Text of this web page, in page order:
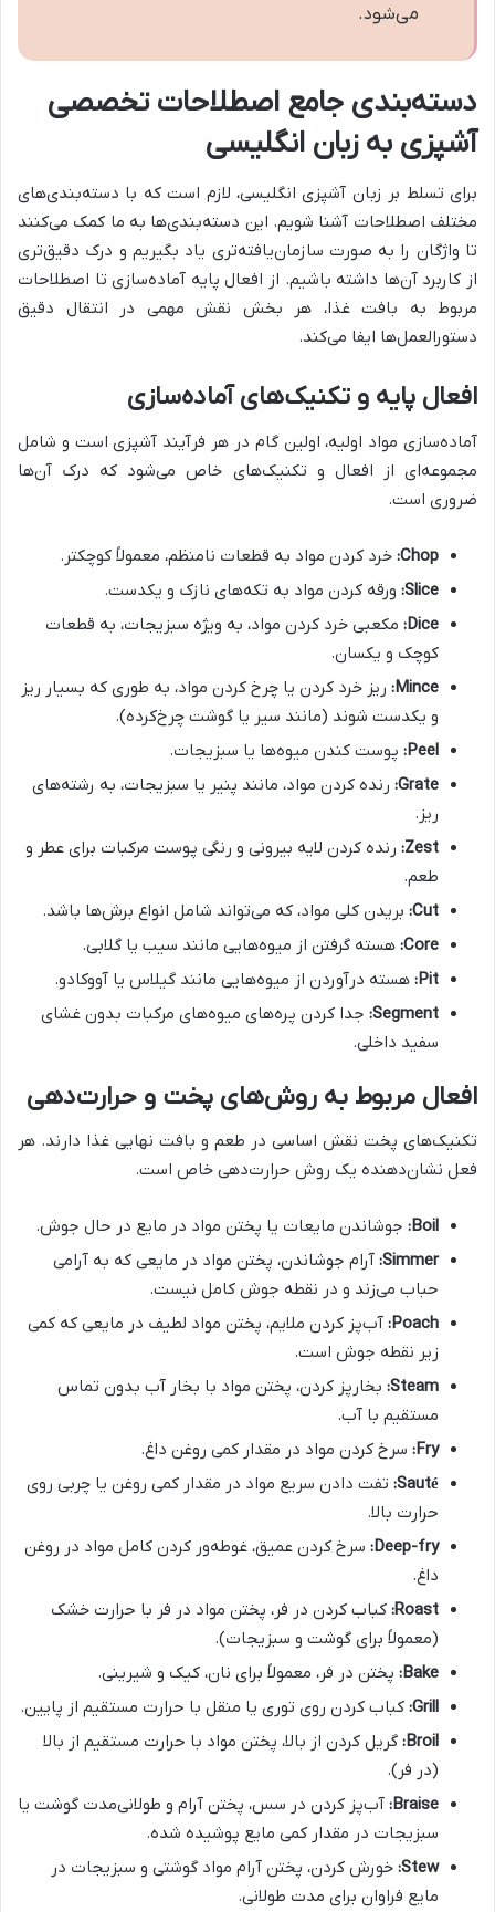
می‌شود.
دسته‌بندی جامع اصطلاحات تخصصی
آشپزی به زبان انگلیسی
برای تسلط بر زبان آشپزی انگلیسی، لازم است که با دسته‌بندی‌های
مختلف اصطلاحات آشنا شویم. این دسته‌بندی‌ها به ما کمک می‌کنند
تا واژگان را به صورت سازمان‌یافته‌تری یاد بگیریم و درک دقیق‌تری
از کاربرد آن‌ها داشته باشیم. از افعال پایه آماده‌سازی تا اصطلاحات
مربوط به بافت غذا، هر بخش نقش مهمی در انتقال دقیق
دستورالعمل‌ها ایفا می‌کند.
افعال پایه و تکنیک‌های آماده‌سازی
آماده‌سازی مواد اولیه، اولین گام در هر فرآیند آشپزی است و شامل
مجموعه‌ای از افعال و تکنیک‌های خاص می‌شود که درک آن‌ها
ضروری است.
Chop: خرد کردن مواد به قطعات نامنظم، معمولاً کوچکتر.
Slice: ورقه کردن مواد به تکه‌های نازک و یکدست.
Dice: مکعبی خرد کردن مواد، به ویژه سبزیجات، به قطعات
کوچک و یکسان.
Mince: ریز خرد کردن یا چرخ کردن مواد، به طوری که بسیار ریز
و یکدست شوند (مانند سیر یا گوشت چرخ‌کرده).
Peel: پوست کندن میوه‌ها یا سبزیجات.
Grate: رنده کردن مواد، مانند پنیر یا سبزیجات، به رشته‌های
ریز.
Zest: رنده کردن لایه بیرونی و رنگی پوست مرکبات برای عطر و
طعم.
Cut: بریدن کلی مواد، که می‌تواند شامل انواع برش‌ها باشد.
Core: هسته گرفتن از میوه‌هایی مانند سیب یا گلابی.
Pit: هسته درآوردن از میوه‌هایی مانند گیلاس یا آووکادو.
Segment: جدا کردن پره‌های میوه‌های مرکبات بدون غشای
سفید داخلی.
افعال مربوط به روش‌های پخت و حرارت‌دهی
تکنیک‌های پخت نقش اساسی در طعم و بافت نهایی غذا دارند. هر
فعل نشان‌دهنده یک روش حرارت‌دهی خاص است.
Boil: جوشاندن مایعات یا پختن مواد در مایع در حال جوش.
Simmer: آرام جوشاندن، پختن مواد در مایعی که به آرامی
حباب می‌زند و در نقطه جوش کامل نیست.
Poach: آب‌پز کردن ملایم، پختن مواد لطیف در مایعی که کمی
زیر نقطه جوش است.
Steam: بخارپز کردن، پختن مواد با بخار آب بدون تماس
مستقیم با آب.
Fry: سرخ کردن مواد در مقدار کمی روغن داغ.
Sauté: تفت دادن سریع مواد در مقدار کمی روغن یا چربی روی
حرارت بالا.
Deep-fry: سرخ کردن عمیق، غوطه‌ور کردن کامل مواد در روغن
داغ.
Roast: کباب کردن در فر، پختن مواد در فر با حرارت خشک
(معمولاً برای گوشت و سبزیجات).
Bake: پختن در فر، معمولاً برای نان، کیک و شیرینی.
Grill: کباب کردن روی توری یا منقل با حرارت مستقیم از پایین.
Broil: گریل کردن از بالا، پختن مواد با حرارت مستقیم از بالا
(در فر).
Braise: آب‌پز کردن در سس، پختن آرام و طولانی‌مدت گوشت یا
سبزیجات در مقدار کمی مایع پوشیده شده.
Stew: خورش کردن، پختن آرام مواد گوشتی و سبزیجات در
مایع فراوان برای مدت طولانی.